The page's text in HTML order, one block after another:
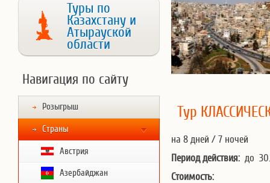
Туры по
Казахстану и
Атырауской
области
Навигация по сайту
Розыгрыш
Страны
Австрия
Азербайджан
Тур
на 8 дней / 7 ночей
Период действия: до
Стоимость: